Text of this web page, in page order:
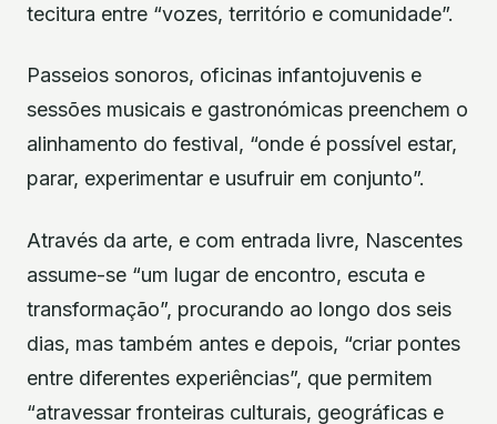
tecitura entre “vozes, território e comunidade”.
Passeios sonoros, oficinas infantojuvenis e
sessões musicais e gastronómicas preenchem o
alinhamento do festival, “onde é possível estar,
parar, experimentar e usufruir em conjunto”.
Através da arte, e com entrada livre, Nascentes
assume-se “um lugar de encontro, escuta e
transformação”, procurando ao longo dos seis
dias, mas também antes e depois, “criar pontes
entre diferentes experiências”, que permitem
“atravessar fronteiras culturais, geográficas e